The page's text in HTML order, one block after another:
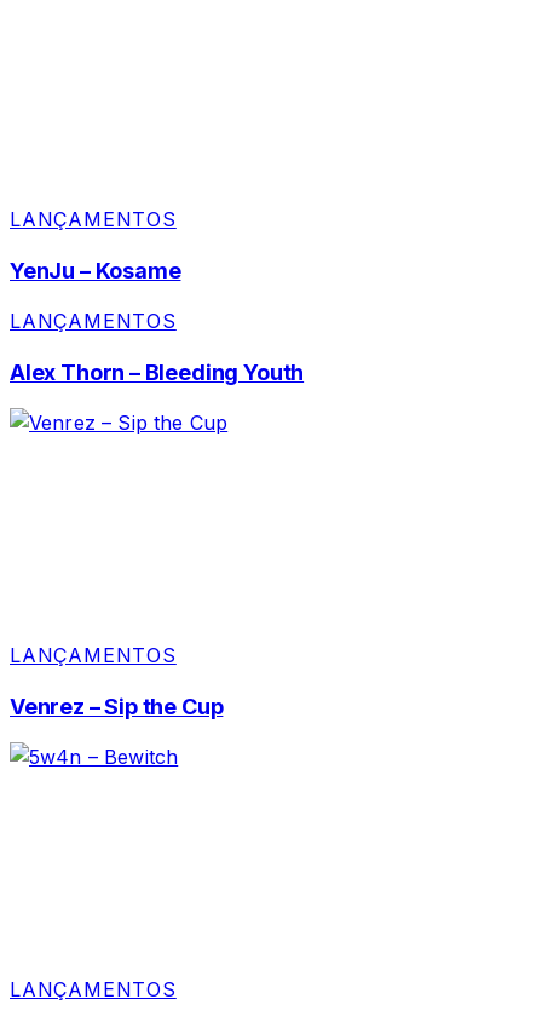
LANÇAMENTOS
YenJu – Kosame
LANÇAMENTOS
Alex Thorn – Bleeding Youth
LANÇAMENTOS
Venrez – Sip the Cup
LANÇAMENTOS